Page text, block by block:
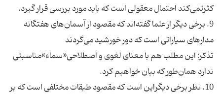
کثرتمی‌کند احتمال معقولی است که باید مورد بررسی قرار گیرد.
9. برخی دیگر از علما گفته‌اند که مقصود از آسمان‌های هفتگانه
مدارهای سیاراتی است که دور خورشید می‌گردند
تذکر: این مطلب هم با معنای لغوی و اصطلاحی«سماء»مناسبتی
ندارد همان‌طور که بیان خواهیم کرد.
10. نظر برخی دیگراین است که مقصود طبقات مختلفی است که بر